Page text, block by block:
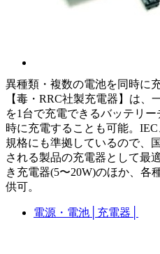
異種類・複数の電池を同時に
【毒・RRC社製充電器】は
を1台で充電できるバッテリ
時に充電することも可能。
規格にも準拠しているので、
される製品の充電器として最
き充電器(5〜20W)のほか、各
供可。
電源・電池 充電器